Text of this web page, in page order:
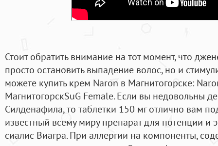
Стоит обратить внимание на тот момент, что
просто остановить выпадение волос, но и
можете купить крем Naron в Магнитогорске:
МагнитогорскSuG Female. Если вы недовольны
Силденафила, то таблетки 150 мг отлично вам
известный всему миру препарат для потенции и
сиалис Виагра. При аллергии на компоненты,